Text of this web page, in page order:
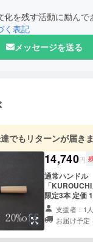
く表記
メッセージを送る
でもリターンが届き
14,740円
通常ハンド
「
限定3本 定価
円 送料
（税込） 包丁サイズ：約27×40×2ｃ
ｍ 重さ：約
支援者：1人
お届け予定